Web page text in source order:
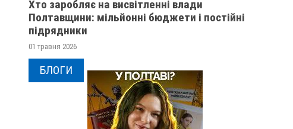
Хто заробляє на висвітленні влади
Полтавщини: мільйонні бюджети і постійні
підрядники
01 травня 2026
БЛОГИ